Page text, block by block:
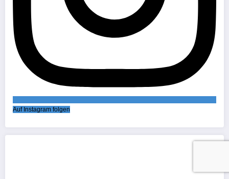
Auf Instagram folgen